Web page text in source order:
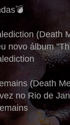
(Death
novo álbum
(Death
no Rio de